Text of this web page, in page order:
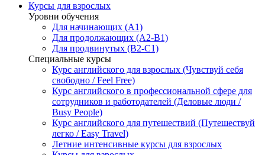
Курсы для взрослых
Уровни обучения
Для начинающих (A1)
Для продолжающих (A2-B1)
Для продвинутых (B2-C1)
Специальные курсы
Курс английского для взрослых (Чувствуй себя
свободно / Feel Free)
Курс английского в профессиональной сфере для
сотрудников и работодателей (Деловые люди /
Busy People)
Курс английского для путешествий (Путешествуй
легко / Easy Travel)
Летние интенсивные курсы для взрослых